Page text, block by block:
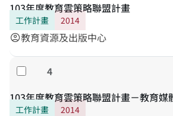
103年度教育雲策略聯盟計畫
工作計畫 2014
account_circle教育資源及出版中心
Select
4
103年度教育雲策略聯盟計畫－教育媒
工作計畫 2014